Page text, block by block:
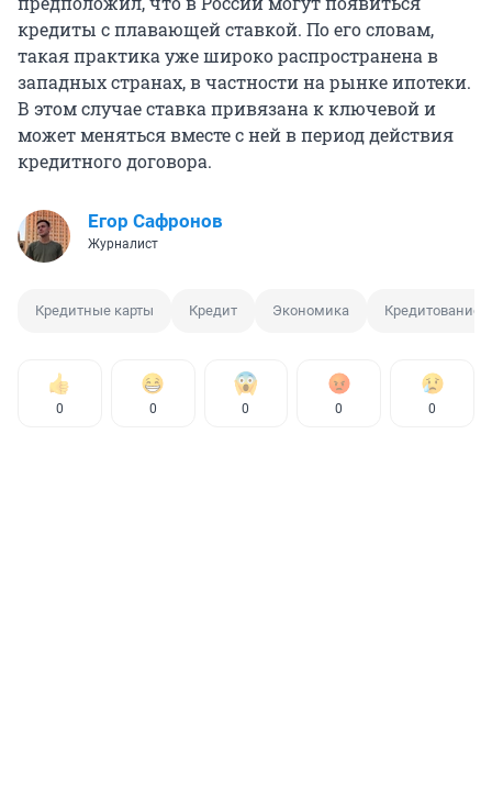
кредиты с плавающей ставкой. По его словам,
такая практика уже широко распространена в
западных странах, в частности на рынке ипотеки.
В этом случае ставка привязана к ключевой и
может меняться вместе с ней в период действия
кредитного договора.
Егор Сафронов
Журналист
Кредитные карты Кредит Экономика Кредитование
0 0 0 0 0